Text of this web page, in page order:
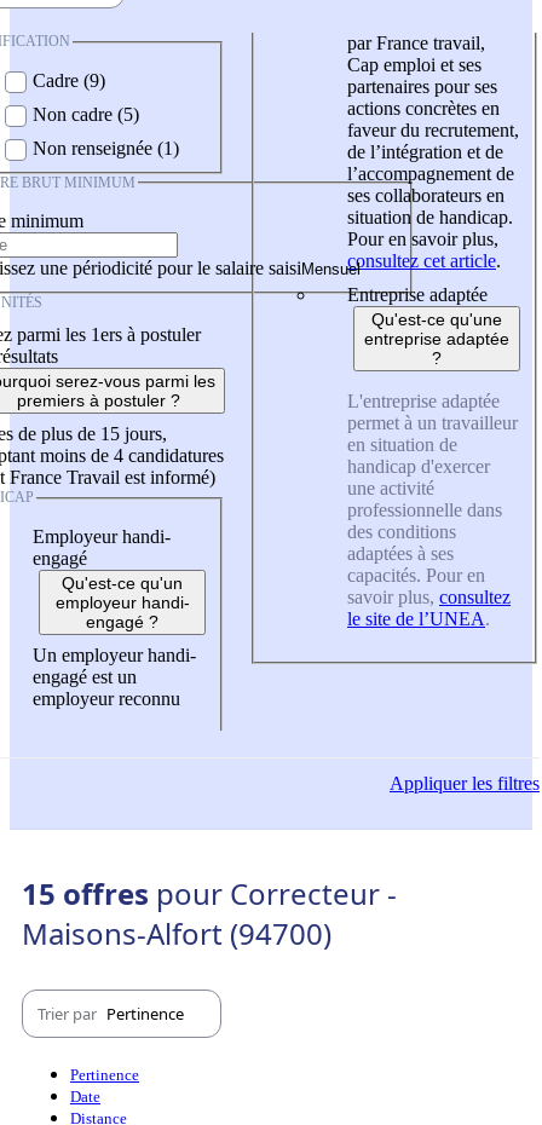
Cadre (9)
Non cadre (5)
Non renseignée (1)
BRUT MINIMUM
minimum
une périodicité pour le salaire saisi
parmi les 1ers à postuler
serez-vous parmi les
premiers à postuler ?
de plus de 15 jours,
moins de 4 candidatures
France Travail est informé)
Employeur handi-
engagé
Qu'est-ce qu'un
employeur handi-
engagé ?
Un employeur handi-
engagé est un
employeur reconnu
par France travail,
Cap emploi et ses
partenaires pour ses
actions concrètes en
faveur du recrutement,
de l’intégration et de
l’accompagnement de
ses collaborateurs en
situation de handicap.
Pour en savoir plus,
consultez cet article.
Entreprise adaptée
Qu'est-ce qu'une
entreprise adaptée
?
L'entreprise adaptée
permet à un travailleur
en situation de
handicap d'exercer
une activité
professionnelle dans
des conditions
adaptées à ses
capacités. Pour en
savoir plus, consultez
le site de l’UNEA.
Appliquerles filtres
15 offres pour Correcteur -
Maisons-Alfort (94700)
Trier par Pertinence
Pertinence
Date
Distance